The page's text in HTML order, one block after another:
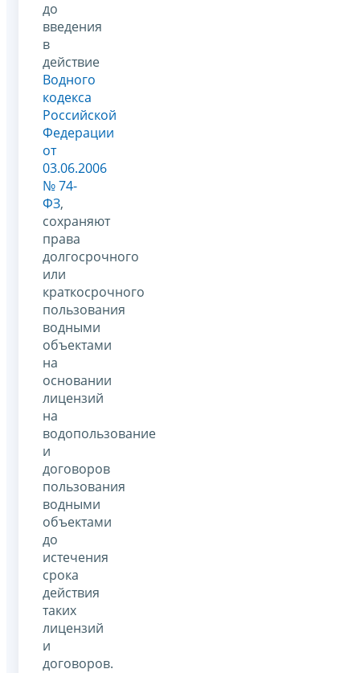
до
введения
в
действие
Водного
кодекса
Российской
Федерации
от
03.06.2006
№ 74-
ФЗ,
сохраняют
права
долгосрочного
или
краткосрочного
пользования
водными
объектами
на
основании
лицензий
на
водопользование
и
договоров
пользования
водными
объектами
до
истечения
срока
действия
таких
лицензий
и
договоров.